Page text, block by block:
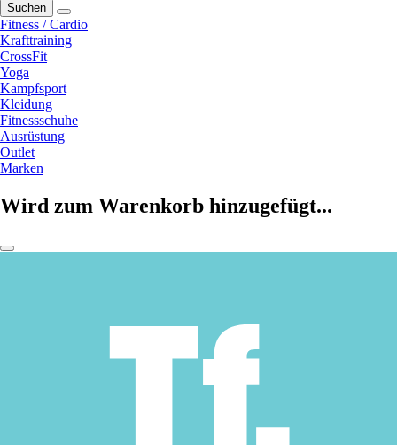
Suchen
Fitness / Cardio
Krafttraining
CrossFit
Yoga
Kampfsport
Kleidung
Fitnessschuhe
Ausrüstung
Outlet
Marken
Wird zum Warenkorb hinzugefügt...